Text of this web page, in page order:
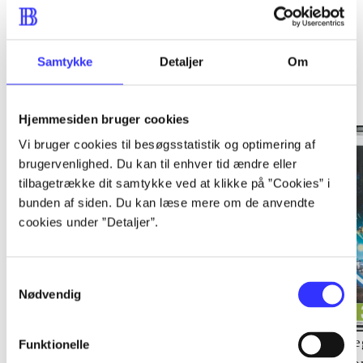
Samtykke Detaljer Om
Hjemmesiden bruger cookies
Vi bruger cookies til besøgsstatistik og optimering af
brugervenlighed. Du kan til enhver tid ændre eller
tilbagetrække dit samtykke ved at klikke på ”Cookies” i
bunden af siden. Du kan læse mere om de anvendte
cookies under ”Detaljer”.
Nødvendig
Funktionelle
Minder om
Lego The lord of the
Transformers - dark of